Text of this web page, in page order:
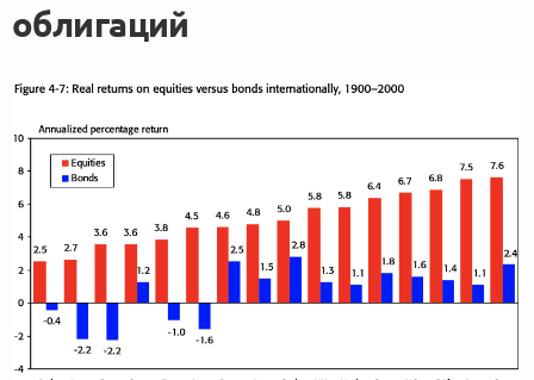
облигаций